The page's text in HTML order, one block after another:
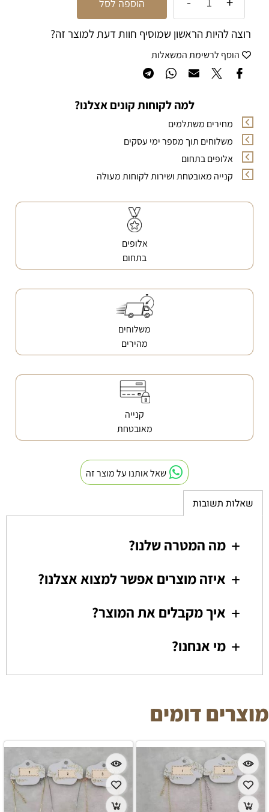
הוספה לסל
רוצה להיות הראשון שמוסיף חוות דעת למוצר זה?
הוסף לרשימת המשאלות
למה לקוחות קונים אצלנו?
מחירים משתלמים
משלוחים תוך מספר ימי עסקים
אלופים בתחום
קנייה מאובטחת ושירות לקוחות מעולה
אלופים
בתחום
משלוחים
מהירים
קנייה
מאובטחת
שאל אותנו על מוצר זה
שאלות תשובות
מה המטרה שלנו?
איזה מוצרים אפשר למצוא אצלנו?
איך מקבלים את המוצר?
מי אנחנו?
מוצרים דומים